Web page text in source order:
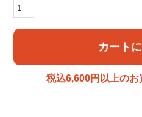
カート
税込6,600円以上の